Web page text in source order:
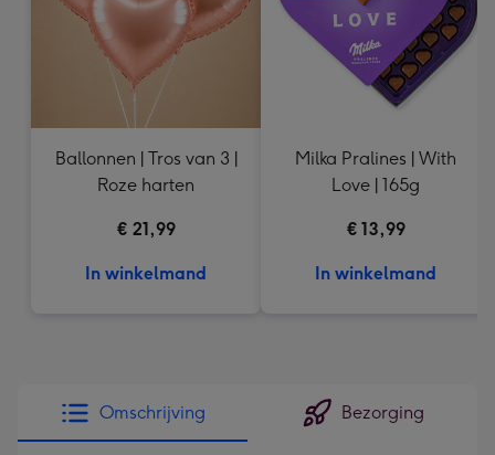
mm
Ballonnen | Tros van 3 |
Roze harten
€ 21,99
In winkelmand
Milka Pralines | With
Love | 165g
€ 13,99
In winkelmand
Omschrijving Bezorging